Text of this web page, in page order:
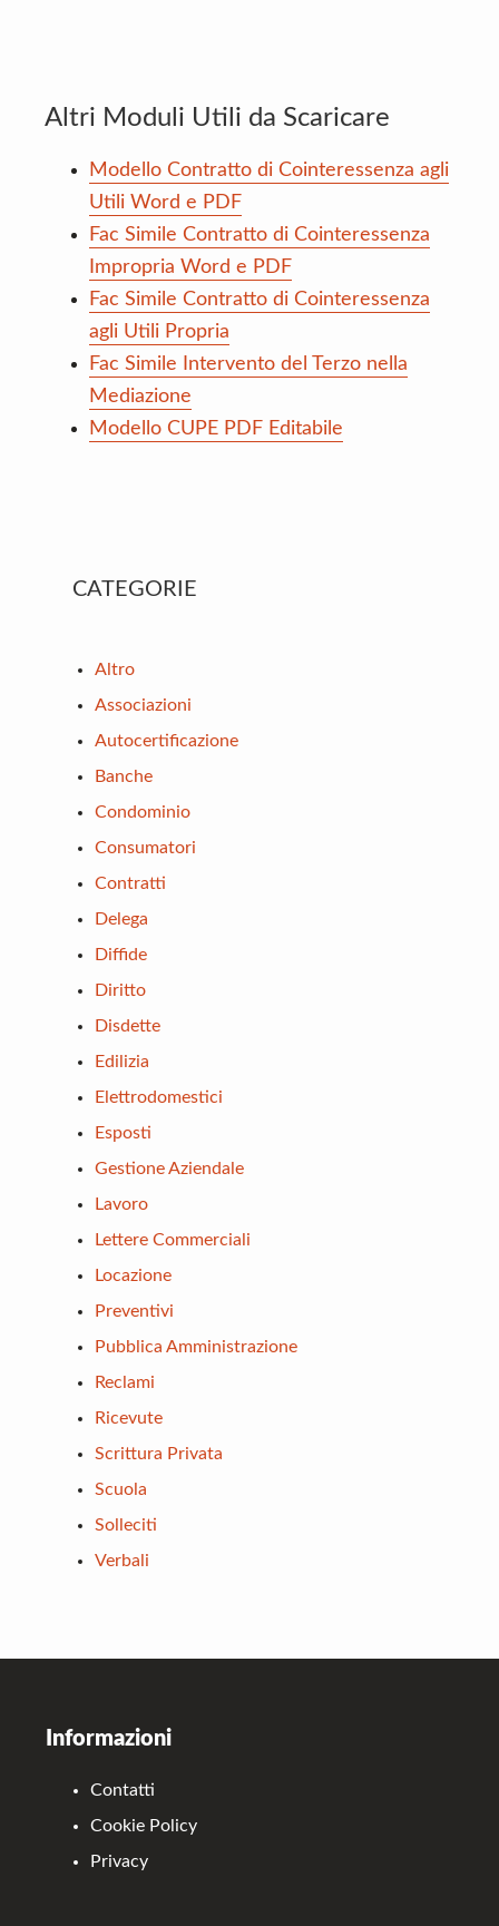
Altri Moduli Utili da Scaricare
Modello Contratto di Cointeressenza agli
Utili Word e PDF
Fac Simile Contratto di Cointeressenza
Impropria Word e PDF
Fac Simile Contratto di Cointeressenza
agli Utili Propria
Fac Simile Intervento del Terzo nella
Mediazione
Modello CUPE PDF Editabile
Primary
CATEGORIE
Altro
Associazioni
Autocertificazione
Banche
Condominio
Consumatori
Contratti
Delega
Diffide
Diritto
Disdette
Edilizia
Elettrodomestici
Esposti
Gestione Aziendale
Lavoro
Lettere Commerciali
Locazione
Preventivi
Pubblica Amministrazione
Reclami
Ricevute
Scrittura Privata
Scuola
Solleciti
Verbali
Informazioni
Contatti
Cookie Policy
Privacy